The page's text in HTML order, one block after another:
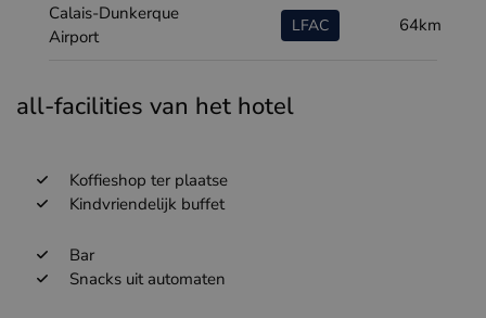
Calais-Dunkerque
Airport
LFAC 64km
all-facilities van het hotel
Koffieshop ter plaatse
Kindvriendelijk buffet
Bar
Snacks uit automaten